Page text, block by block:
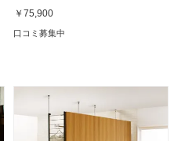
￥75,900
口コミ募集中